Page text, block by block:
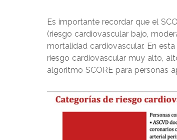
Es importante recordar que el
(riesgo cardiovascular bajo,
mortalidad cardiovascular. En
riesgo cardiovascular muy alto,
algoritmo SCORE para personas